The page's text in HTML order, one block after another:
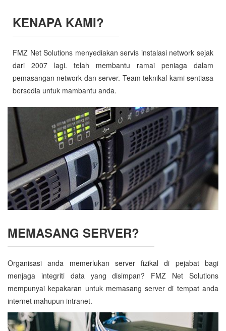
KENAPA KAMI?
FMZ Net Solutions menyediakan servis instalasi network sejak
dari 2007 lagi. telah membantu ramai peniaga dalam
pemasangan network dan server. Team teknikal kami sentiasa
bersedia untuk mambantu anda.
MEMASANG SERVER?
Organisasi anda memerlukan server fizikal di pejabat bagi
menjaga integriti data yang disimpan? FMZ Net Solutions
mempunyai kepakaran untuk memasang server di tempat anda
internet mahupun intranet.